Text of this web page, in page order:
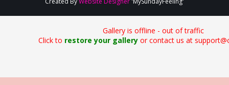
Gallery is offline - out of traffic
Click to restore your galleryor contact us at